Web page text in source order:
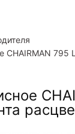
CHAIRMAN 795